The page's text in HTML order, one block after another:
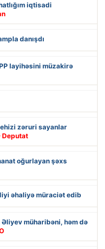
iqtisadi
danışdı
layihəsini müzakirə
zəruri sayanlar
oğurlayan şəxs
əhaliyə müraciət edib
Əliyev müharibəni, həm də